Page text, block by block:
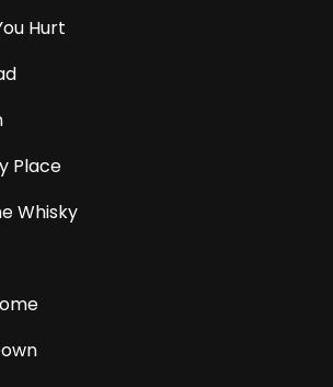
Hurt
Place
Whisky